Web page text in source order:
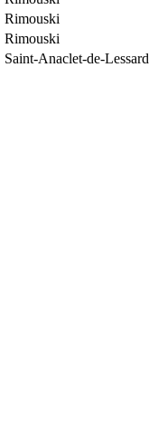
Rimouski
Rimouski
Saint-Anaclet-de-Lessard